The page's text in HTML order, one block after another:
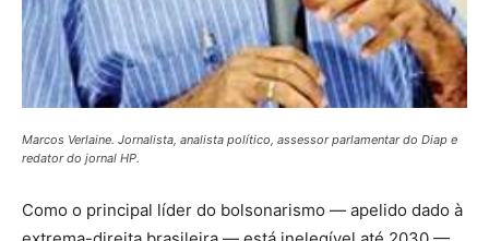
Marcos Verlaine. Jornalista, analista político, assessor parlamentar do Diap e
redator do jornal HP.
Como o principal líder do bolsonarismo — apelido dado à